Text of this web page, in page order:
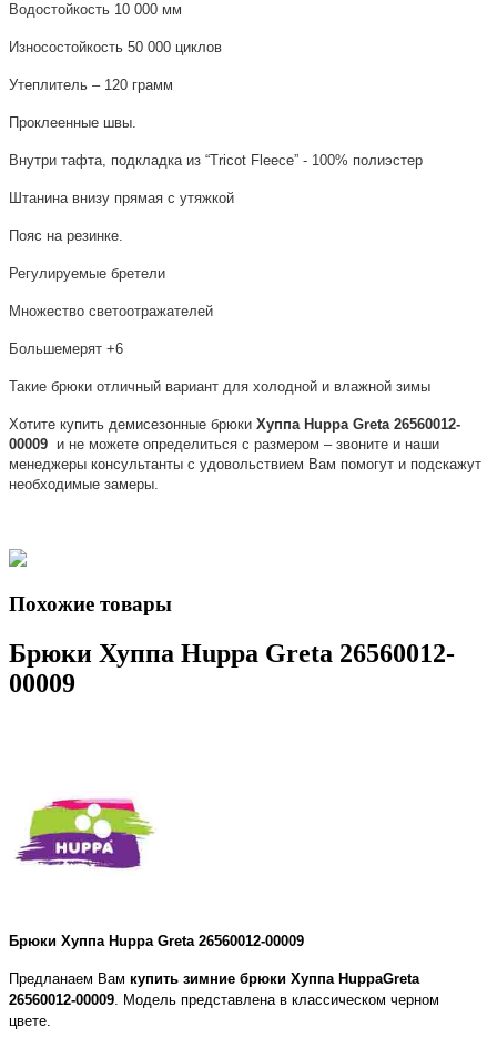
Водостойкость 10 000 мм
Износостойкость 50 000 циклов
Утеплитель – 120 грамм
Проклеенные швы.
Внутри тафта, подкладка из “Tricot Fleece” - 100% полиэстер
Штанина внизу прямая с утяжкой
Пояс на резинке.
Регулируемые бретели
Множество светоотражателей
Большемерят +6
Такие брюки отличный вариант для холодной и влажной зимы
Хотите купить демисезонные брюки Хуппа Huppa Greta 26560012-
00009 и не можете определиться с размером – звоните и наши
менеджеры консультанты с удовольствием Вам помогут и подскажут
необходимые замеры.
Похожие товары
Брюки Хуппа Huppa Greta 26560012-
00009
Брюки Хуппа Huppa Greta 26560012-00009
Предланаем Вам купить зимние брюки Хуппа HuppaGreta
26560012-00009 . Модель представлена в классическом черном
цвете.